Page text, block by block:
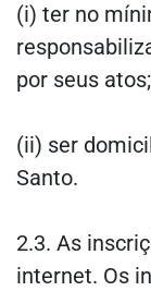
(i) ter no
por seus atos;
(ii) ser
Santo.
2.3. As
internet. Os